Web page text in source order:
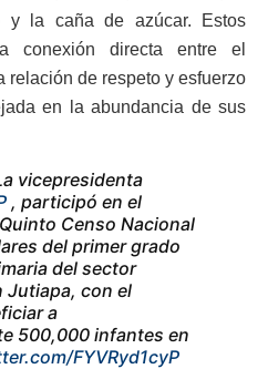
y la caña de azúcar. Estos
conexión directa entre el
relación de respeto y esfuerzo
en la abundancia de sus
vicepresidenta
, participó en el
Censo Nacional
del primer grado
del sector
Jutiapa, con el
a
500,000 infantes en
FYVRyd1cyP